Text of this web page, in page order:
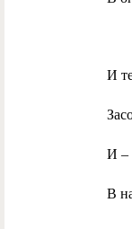
И
И –
В